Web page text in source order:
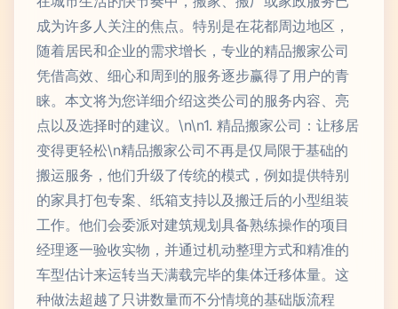
成为许多人关注的焦点。特别是在花都周边地区，
随着居民和企业的需求增长，专业的精品搬家公司
凭借高效、细心和周到的服务逐步赢得了用户的青
睐。本文将为您详细介绍这类公司的服务内容、亮
点以及选择时的建议。\n\n1. 精品搬家公司：让移居
变得更轻松\n精品搬家公司不再是仅局限于基础的
搬运服务，他们升级了传统的模式，例如提供特别
的家具打包专案、纸箱支持以及搬迁后的小型组装
工作。他们会委派对建筑规划具备熟练操作的项目
经理逐一验收实物，并通过机动整理方式和精准的
车型估计来运转当天满载完毕的集体迁移体量。这
种做法超越了只讲数量而不分情境的基础版流程